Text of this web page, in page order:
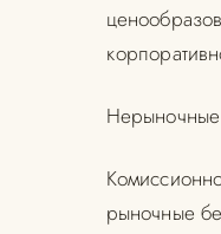
Нерыночные
рыночные